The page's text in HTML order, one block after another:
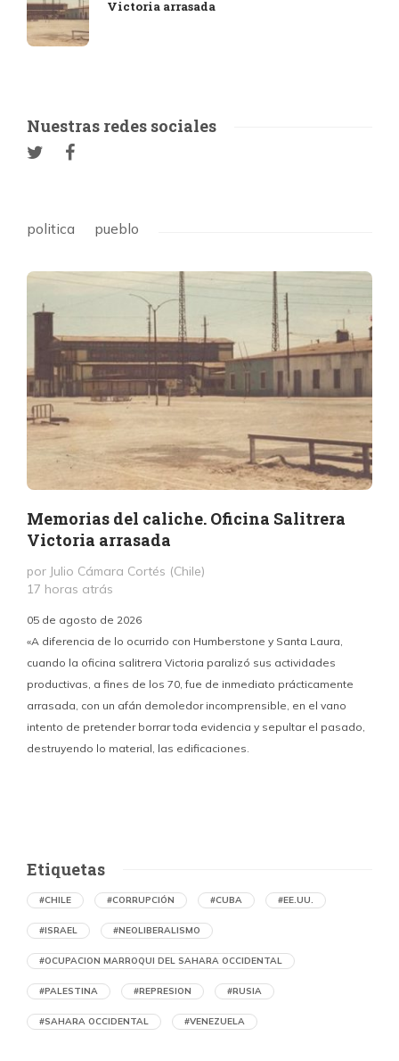
Victoria arrasada
Nuestras redes sociales
politica pueblo
Memorias del caliche. Oficina Salitrera
Victoria arrasada
por Julio Cámara Cortés (Chile)
17 horas atrás
05 de agosto de 2026
«A diferencia de lo ocurrido con Humberstone y Santa Laura,
cuando la oficina salitrera Victoria paralizó sus actividades
productivas, a fines de los 70, fue de inmediato prácticamente
arrasada, con un afán demoledor incomprensible, en el vano
intento de pretender borrar toda evidencia y sepultar el pasado,
destruyendo lo material, las edificaciones.
Denuncian en Chile una operación de
Etiquetas
#CHILE #CORRUPCIÓN #CUBA #EE.UU.
#ISRAEL #NEOLIBERALISMO
#OCUPACION MARROQUI DEL SAHARA OCCIDENTAL
#PALESTINA #REPRESION #RUSIA
#SAHARA OCCIDENTAL #VENEZUELA